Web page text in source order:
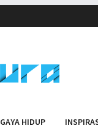
GAYA HIDUP